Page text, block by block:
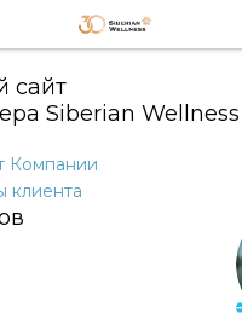
сайт
Siberian Wellness
Компании
клиента